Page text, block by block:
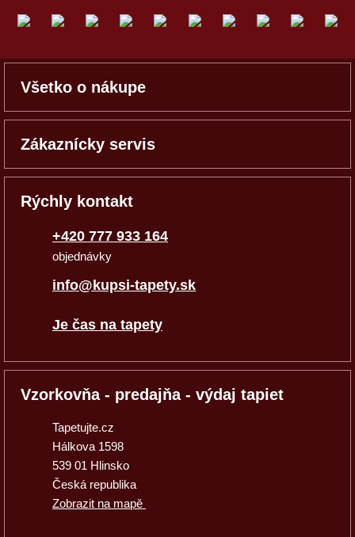
Všetko o nákupe
Zákaznícky servis
Rýchly kontakt
+420 777 933 164
objednávky
info@kupsi-tapety.sk
Je čas na tapety
Vzorkovňa - predajňa - výdaj tapiet
Tapetujte.cz
Hálkova 1598
539 01 Hlinsko
Česká republika
Zobrazit na mapě